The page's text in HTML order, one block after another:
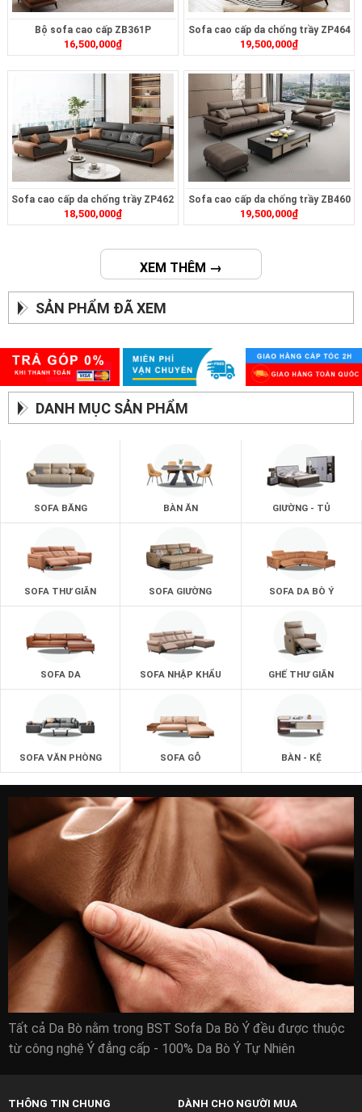
Bộ sofa cao cấp ZB361P
16,500,000₫
Sofa cao cấp da chống trầy ZP464
19,500,000₫
Sofa cao cấp da chống trầy ZP462
18,500,000₫
Sofa cao cấp da chống trầy ZB460
19,500,000₫
XEM THÊM →
SẢN PHẨM ĐÃ XEM
DANH MỤC SẢN PHẨM
SOFA BĂNG BÀN ĂN GIƯỜNG - TỦ
SOFA THƯ GIÃN SOFA GIƯỜNG SOFA DA BÒ Ý
SOFA DA SOFA NHẬP KHẨU GHẾ THƯ GIÃN
SOFA VĂN PHÒNG SOFA GỖ BÀN - KỆ
Tất cả Da Bò nằm trong BST Sofa Da Bò Ý đều được thuộc
từ công nghệ Ý đẳng cấp - 100% Da Bò Ý Tự Nhiên
THÔNG TIN CHUNG DÀNH CHO NGƯỜI MUA